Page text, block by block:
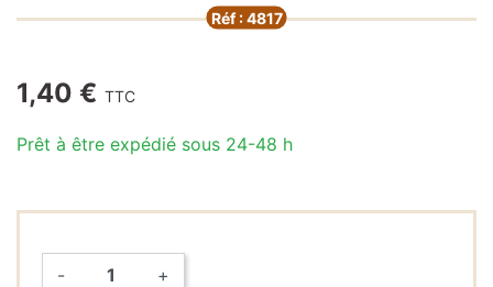
Réf : 4817
1,40 € TTC
Prêt à être expédié sous 24-48 h
- +